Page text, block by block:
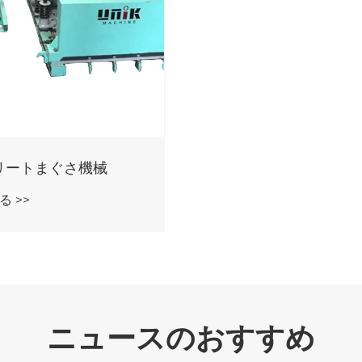
ートまぐさ機械
>>
ニュースのおすすめ